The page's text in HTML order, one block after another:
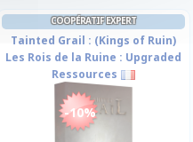
COOPÉRATIF EXPERT
Tainted Grail : (Kings of Ruin)
Les Rois de la Ruine : Upgraded
Ressources
-10%